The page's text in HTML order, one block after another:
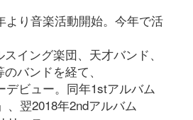
より音楽活動開始。今年で活
イング楽団、天才バンド、
バンドを経て、
デビュー。同年1stアルバム
、翌2018年2ndアルバム